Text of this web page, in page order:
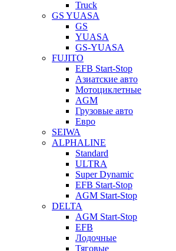
Truck
GS YUASA
GS
YUASA
GS-YUASA
FUJITO
EFB Start-Stop
Азиатские авто
Мотоциклетные
AGM
Грузовые авто
Евро
SEIWA
ALPHALINE
Standard
ULTRA
Super Dynamic
EFB Start-Stop
AGM Start-Stop
DELTA
AGM Start-Stop
EFB
Лодочные
Тяговые